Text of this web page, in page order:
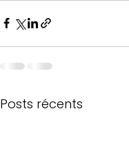
Posts récents